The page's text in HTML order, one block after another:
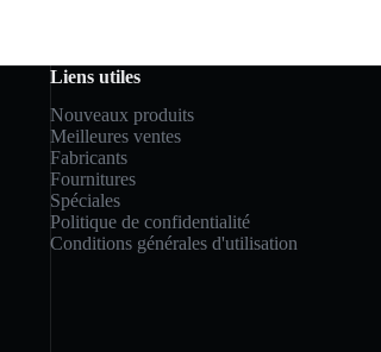
Liens utiles
Nouveaux produits
Meilleures ventes
Fabricants
Fournitures
Spéciales
Politique de confidentialité
Conditions générales d'utilisation